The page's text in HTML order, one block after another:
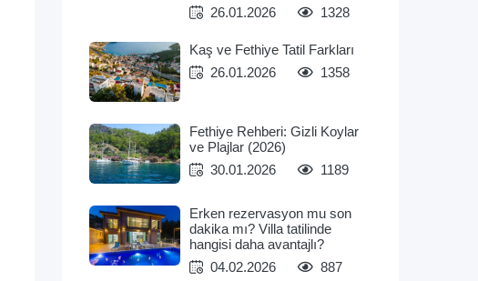
26.01.2026
1328
Kaş ve Fethiye Tatil Farkları
26.01.2026
1358
Fethiye Rehberi: Gizli Koylar
ve Plajlar (2026)
30.01.2026
1189
Erken rezervasyon mu son
dakika mı? Villa tatilinde
hangisi daha avantajlı?
04.02.2026
887